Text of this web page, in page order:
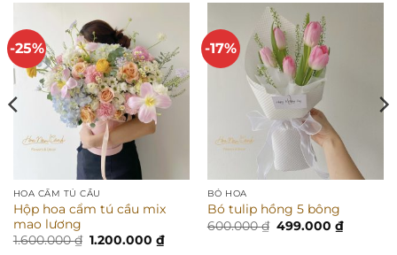
-25%
HOA CẨM TÚ CẦU
Hộp hoa cẩm tú cầu mix
mao lương
1.600.000₫ Giá
1.200.000 ₫Giá
hiện
-17%
BÓ HOA
Bó tulip hồng 5 bông
600.000₫ Giá
499.000 ₫Giá
hiện